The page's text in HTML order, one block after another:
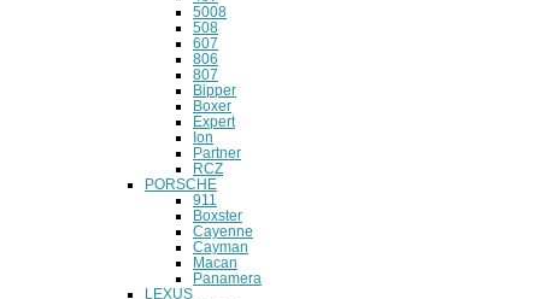
5008
508
607
806
807
Bipper
Boxer
Expert
Ion
Partner
RCZ
PORSCHE
911
Boxster
Cayenne
Cayman
Macan
Panamera
LEXUS